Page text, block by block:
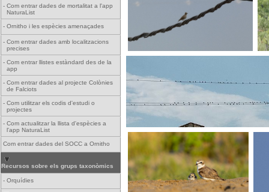
- Com entrar dades de mortalitat a l'app
NaturaList
- Ornitho i les espècies amenaçades
- Com entrar dades amb localitzacions
precises
- Com entrar llistes estàndard des de la
app
- Com entrar dades al projecte Colònies
de Falciots
- Com utilitzar els codis d'estudi o
projectes
- Com actualitzar la llista d'espècies a
l'app NaturaList
Com entrar dades del SOCC a Ornitho
Recursos sobre els grups taxonòmics
- Orquídies